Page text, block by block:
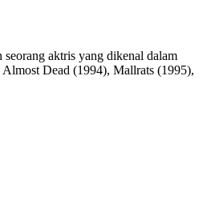
aktris yang dikenal dalam
Dead (1994), Mallrats (1995),